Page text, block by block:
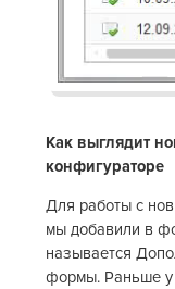
Как выглядит
конфигураторе
Для работы с
мы добавили в
называется
формы. Раньше